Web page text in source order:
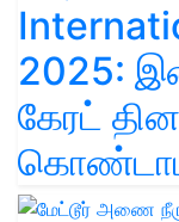
2025:
கேரட்